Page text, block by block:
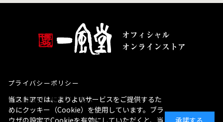
プライバシーポリシー
特定商取引法に基づく表示
当ストアでは、よりよいサービスをご提供するた
めにクッキー（Cookie）を使用しています。ブラ